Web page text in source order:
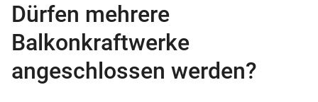
Dürfen mehrere
Balkonkraftwerke
angeschlossen werden?